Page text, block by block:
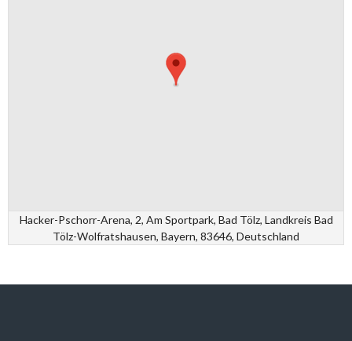
Hacker-Pschorr-Arena, 2, Am Sportpark, Bad Tölz, Landkreis Bad
Tölz-Wolfratshausen, Bayern, 83646, Deutschland